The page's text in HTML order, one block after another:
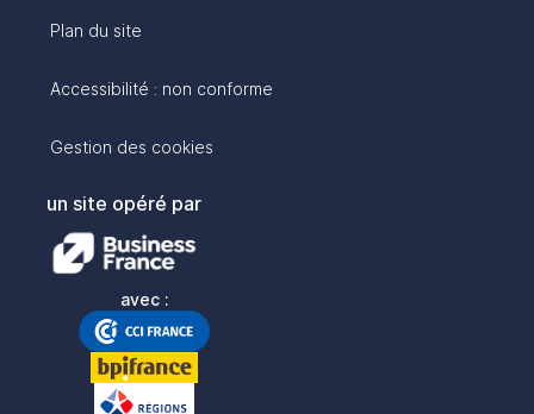
Plan du site
Accessibilité : non conforme
Gestion des cookies
un site opéré par
avec :